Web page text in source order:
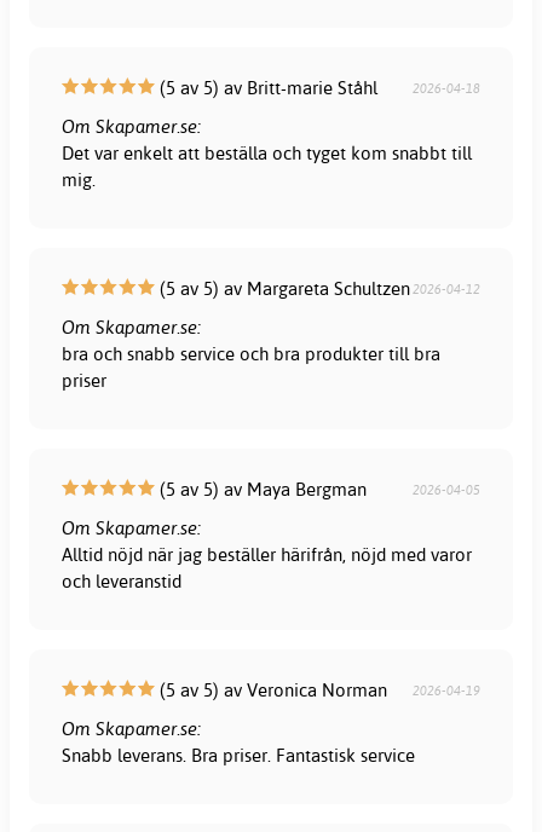
(5 av 5) av Britt-marie Ståhl 2026-04-18
Om Skapamer.se:
Det var enkelt att beställa och tyget kom snabbt till
mig.
(5 av 5) av Margareta Schultzen2026-04-12
Om Skapamer.se:
bra och snabb service och bra produkter till bra
priser
(5 av 5) av Maya Bergman 2026-04-05
Om Skapamer.se:
Alltid nöjd när jag beställer härifrån, nöjd med varor
och leveranstid
(5 av 5) av Veronica Norman 2026-04-19
Om Skapamer.se:
Snabb leverans. Bra priser. Fantastisk service